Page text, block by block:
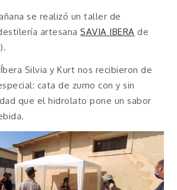
se realizó un taller de
artesanaSAVIA IBERA de
Silvia y Kurt nos recibieron de
cata de zumo con y sin
que el hidrolato pone un sabor